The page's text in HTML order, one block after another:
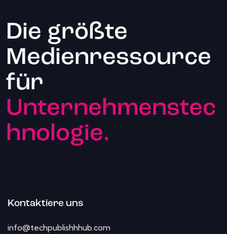
Die größte
Medienressource
für
Unternehmenstec
hnologie.
Kontaktiere uns
info@techpublishhhub.com